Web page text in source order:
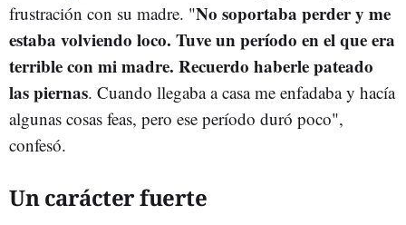
frustración con su madre. "No soportaba perder y me
estaba volviendo loco. Tuve un período en el que era
terrible con mi madre. Recuerdo haberle pateado
las piernas. Cuando llegaba a casa me enfadaba y hacía
algunas cosas feas, pero ese período duró poco",
confesó.
Un carácter fuerte